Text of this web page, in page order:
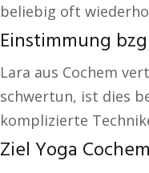
beliebig oft
Einstimmung
Lara aus Cochem
schwertun, ist dies
komplizierte
Ziel Yoga